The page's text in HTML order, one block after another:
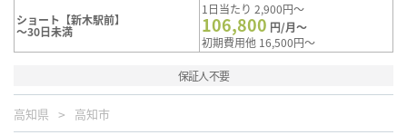
ショート【新木駅前】
～30日未満
1日当たり 2,900円～
106,800 円/月～
初期費用他 16,500円～
保証人不要
高知県 高知市